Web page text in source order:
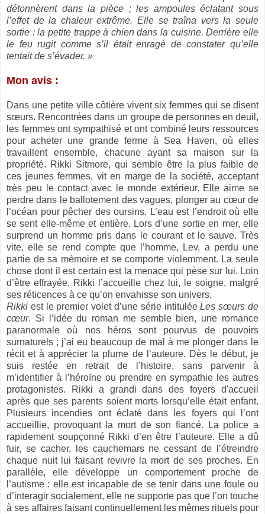
détonnèrent dans la pièce ; les ampoules éclatant sous
l’effet de la chaleur extrême. Elle se traîna vers la seule
sortie : la petite trappe à chien dans la cuisine. Derrière elle
le feu rugit comme s’il était enragé de constater qu’elle
tentait de s’évader. »
Mon avis :
Dans une petite ville côtière vivent six femmes qui se disent
sœurs. Rencontrées dans un groupe de personnes en deuil,
les femmes ont sympathisé et ont combiné leurs ressources
pour acheter une grande ferme à Sea Haven, où elles
travaillent ensemble, chacune ayant sa maison sur la
propriété. Rikki Sitmore, qui semble être la plus faible de
ces jeunes femmes, vit en marge de la société, acceptant
très peu le contact avec le monde extérieur. Elle aime se
perdre dans le ballotement des vagues, plonger au cœur de
l’océan pour pêcher des oursins. L’eau est l’endroit où elle
se sent elle-même et entière. Lors d’une sortie en mer, elle
surprend un homme pris dans le courant et le sauve. Très
vite, elle se rend compte que l’homme, Lev, a perdu une
partie de sa mémoire et se comporte violemment. La seule
chose dont il est certain est la menace qui pèse sur lui. Loin
d’être effrayée, Rikki l’accueille chez lui, le soigne, malgré
ses réticences à ce qu’on envahisse son univers.
Rikki est le premier volet d’une série intituléeLes sœurs de
cœur. Si l’idée du roman me semble bien, une romance
paranormale où nos héros sont pourvus de pouvoirs
surnaturels ; j’ai eu beaucoup de mal à me plonger dans le
récit et à apprécier la plume de l’auteure. Dès le début, je
suis restée en retrait de l’histoire, sans parvenir à
m’identifier à l’héroïne ou prendre en sympathie les autres
protagonistes. Rikki a grandi dans des foyers d'accueil
après que ses parents soient morts lorsqu’elle était enfant.
Plusieurs incendies ont éclaté dans les foyers qui l’ont
accueillie, provoquant la mort de son fiancé. La police a
rapidement soupçonné Rikki d’en être l’auteure. Elle a dû
fuir, se cacher, les cauchemars ne cessant de l’étreindre
chaque nuit lui faisant revivre la mort de ses proches. En
parallèle, elle développe un comportement proche de
l’autisme : elle est incapable de se tenir dans une foule ou
d’interagir socialement, elle ne supporte pas que l’on touche
à ses affaires faisant continuellement les mêmes rituels pour